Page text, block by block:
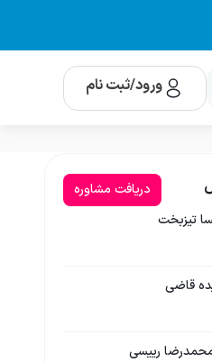
ورود/ثبت نام
دریافت مشاوره
تیزبخت
قاضی
رییسی